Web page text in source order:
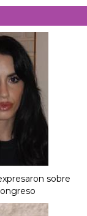
sobre